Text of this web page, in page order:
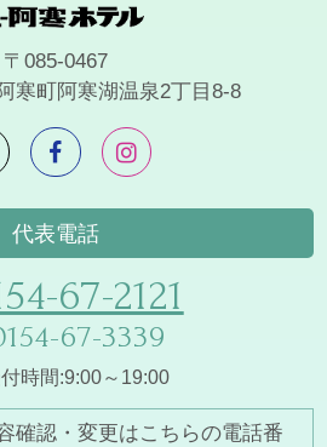
〒085-0467
寒町阿寒湖温泉2丁目8-8
代表電話
67-2121
67-3339
時間:9:00～19:00
確認・変更はこちらの電話番